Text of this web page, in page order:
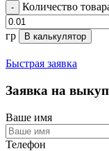
Количество
гр В калькулятор
Быстрая заявка
Заявка на
Ваше имя
Телефон